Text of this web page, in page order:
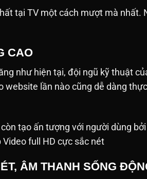
tại TV một cách mượt mà
CAO
như hiện tại, đội ngũ kỹ thuật
lần nào cũng dễ dàng
tạo ấn tượng với người dùng
full HD cực sắc nét
ÂM THANH SỐNG